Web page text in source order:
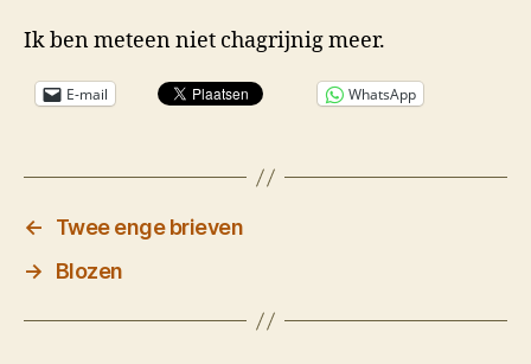
Ik ben meteen niet chagrijnig meer.
E-mail WhatsApp
←
Twee enge brieven
→
Blozen